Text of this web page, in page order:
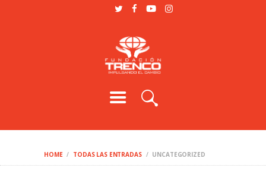
HOME TODAS LAS ENTRADAS UNCATEGORIZED
PODCAST
VOLUNTARIO